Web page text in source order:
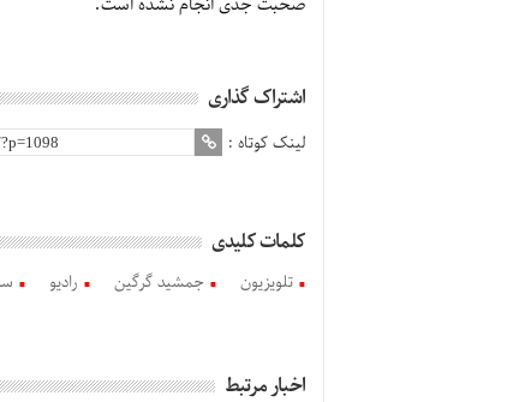
صحبت جدی انجام نشده است.
اشتراک گذاری
لینک کوتاه :
کلمات کلیدی
تلویزیون جمشید گرگین رادیو
اخبار مرتبط